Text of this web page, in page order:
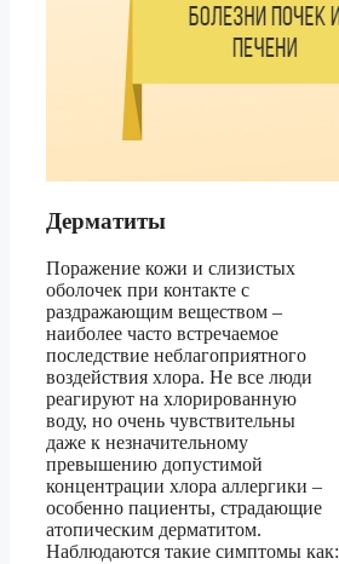
Дерматиты
Поражение кожи и слизистых
оболочек при контакте с
раздражающим веществом –
наиболее часто встречаемое
последствие неблагоприятного
воздействия хлора. Не все люди
реагируют на хлорированную
воду, но очень чувствительны
даже к незначительному
превышению допустимой
концентрации хлора аллергики –
особенно пациенты, страдающие
атопическим дерматитом.
Наблюдаются такие симптомы как: